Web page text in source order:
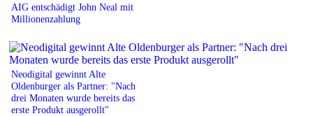
AIG entschädigt John Neal mit
Millionenzahlung
Neodigital gewinnt Alte
Oldenburger als Partner: "Nach
drei Monaten wurde bereits das
erste Produkt ausgerollt"